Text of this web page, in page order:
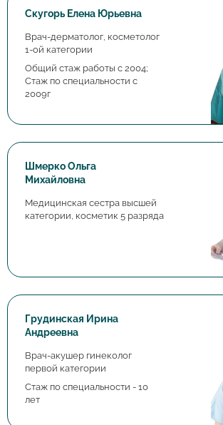
Скугорь Елена Юрьевна
Врач-дерматолог, косметолог
1-ой категории
Общий стаж работы с 2004;
Стаж по специальности с
2009г
Шмерко Ольга
Михайловна
Медицинская сестра высшей
категории, косметик 5 разряда
Грудинская Ирина
Андреевна
Врач-акушер гинеколог
первой категории
Стаж по специальности - 10
лет